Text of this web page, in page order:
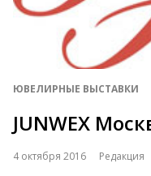
ЮВЕЛИРНЫЕ ВЫСТАВКИ
JUNWEX
4 октября 2016 Редакция